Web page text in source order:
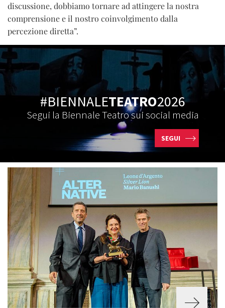
discussione, dobbiamo tornare ad attingere la nostra
comprensione e il nostro coinvolgimento dalla
percezione diretta”.
#BIENNALETEATRO2026
Segui la Biennale Teatro sui social media
SEGUI